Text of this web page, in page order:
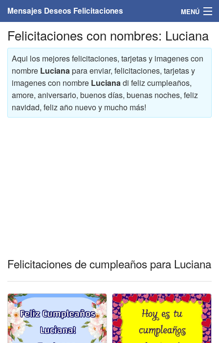
Mensajes Deseos Felicitaciones MENÚ
Home
Mensajes
Felicitaciones
Felicitaciones con nombres
Entrar
Felicitaciones con nombres: Luciana
Aqui los mejores felicitaciones, tarjetas y imagenes con
nombre Luciana para enviar, felicitaciones, tarjetas y
imagenes con nombre Luciana di feliz cumpleaños,
amore, aniversario, buenos días, buenas noches, feliz
navidad, feliz año nuevo y mucho más!
Felicitaciones de cumpleaños para Luciana